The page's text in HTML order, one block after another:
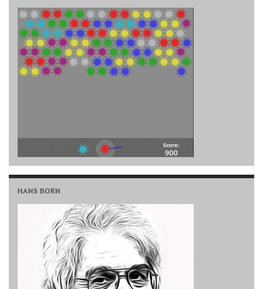
HANS BORN